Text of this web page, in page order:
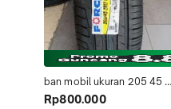
ban mobil ukuran 205 45
ring 17 forceum Octa bukan
Rp800.000